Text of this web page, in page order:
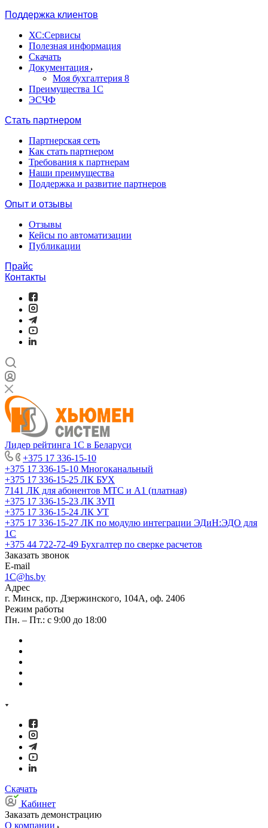
Поддержка клиентов
ХС:Сервисы
Полезная информация
Скачать
Документация
Моя бухгалтерия 8
Преимущества 1С
ЭСЧФ
Стать партнером
Партнерская сеть
Как стать партнером
Требования к партнерам
Наши преимущества
Поддержка и развитие партнеров
Опыт и отзывы
Отзывы
Кейсы по автоматизации
Публикации
Прайс
Контакты
Лидер рейтинга 1С в Беларуси
+375 17 336-15-10
+375 17 336-15-10 Многоканальный
+375 17 336-15-25 ЛК БУХ
7141 ЛК для абонентов МТС и А1 (платная)
+375 17 336-15-23 ЛК ЗУП
+375 17 336-15-24 ЛК УТ
+375 17 336-15-27 ЛК по модулю интеграции ЭДиН:ЭДО для
1С
+375 44 722-72-49 Бухгалтер по сверке расчетов
Заказать звонок
E-mail
1C@hs.by
Адрес
г. Минск, пр. Дзержинского, 104А, оф. 2406
Режим работы
Пн. – Пт.: с 9:00 до 18:00
Скачать
Кабинет
Заказать демонстрацию
О компании